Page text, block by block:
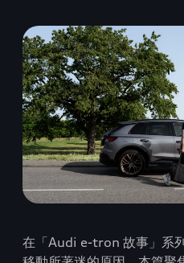
在「Audi e-tron 故事」系